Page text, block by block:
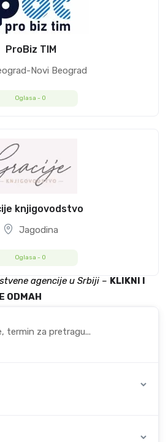
ProBiz TIM
Novi Beograd
Oglasa - 0
knjigovodstvo
Jagodina
Oglasa - 0
agencije u Srbiji – KLIKNI I
ODMAH